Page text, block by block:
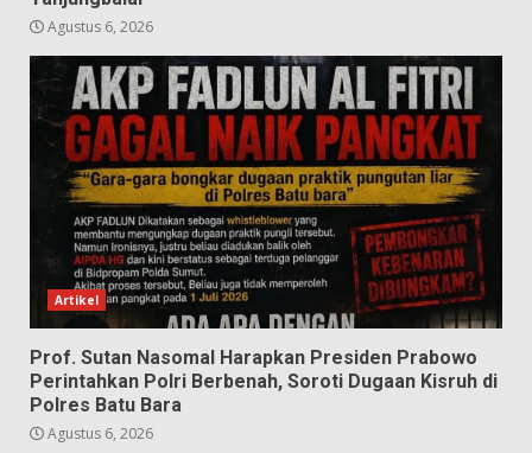
Agustus 6, 2026
Artikel
Prof. Sutan Nasomal Harapkan Presiden Prabowo
Perintahkan Polri Berbenah, Soroti Dugaan Kisruh di
Polres Batu Bara
Agustus 6, 2026